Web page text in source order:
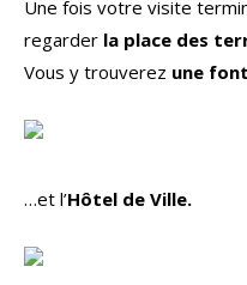
Une fois votre visite
regarder la place des
Vous y trouverez une
…et l’Hôtel de Ville.